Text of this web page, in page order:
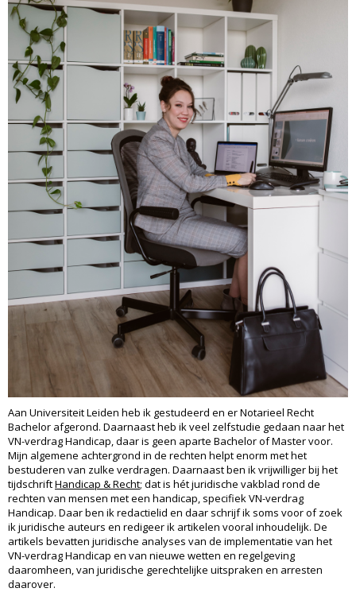
Aan Universiteit Leiden heb ik gestudeerd en er Notarieel Recht
Bachelor afgerond. Daarnaast heb ik veel zelfstudie gedaan naar het
VN-verdrag Handicap, daar is geen aparte Bachelor of Master voor.
Mijn algemene achtergrond in de rechten helpt enorm met het
bestuderen van zulke verdragen. Daarnaast ben ik vrijwilliger bij het
tijdschriftHandicap & Recht; dat is hét juridische vakblad rond de
rechten van mensen met een handicap, specifiek VN-verdrag
Handicap. Daar ben ik redactielid en daar schrijf ik soms voor of zoek
ik juridische auteurs en redigeer ik artikelen vooral inhoudelijk. De
artikels bevatten juridische analyses van de implementatie van het
VN-verdrag Handicap en van nieuwe wetten en regelgeving
daaromheen, van juridische gerechtelijke uitspraken en arresten
daarover.